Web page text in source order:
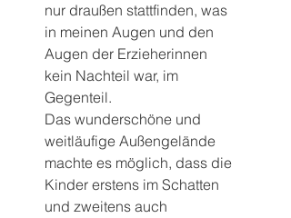
nur draußen stattfinden, was
in meinen Augen und den
Augen der Erzieherinnen
kein Nachteil war, im
Gegenteil.
Das wunderschöne und
weitläufige Außengelände
machte es möglich, dass die
Kinder erstens im Schatten
und zweitens auch